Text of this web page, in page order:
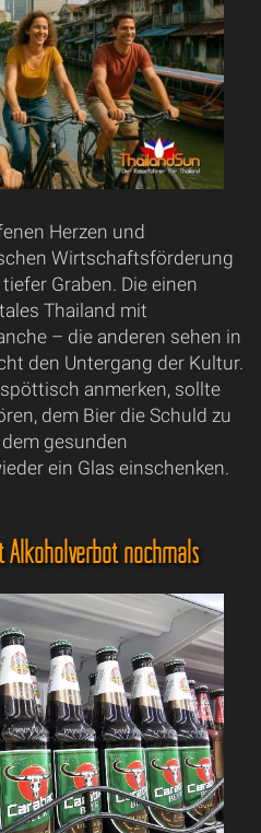
Herzen und
Wirtschaftsförderung
Graben. Die einen
Thailand mit
– die anderen sehen in
den Untergang der Kultur.
anmerken, sollte
dem Bier die Schuld zu
gesunden
ein Glas einschenken.
nochmals